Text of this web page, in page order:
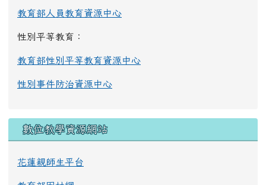
教育部人員教育資源中心
性別平等教育：
教育部性別平等教育資源中心
性別事件防治資源中心
數位教學資源網站
花蓮親師生平台